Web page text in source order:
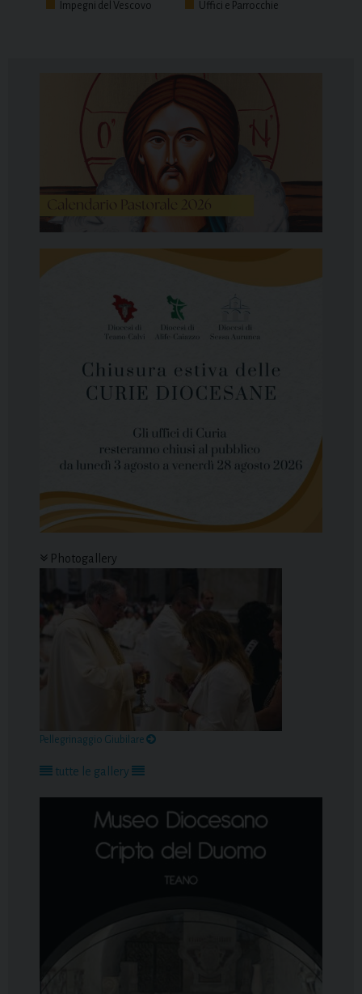
Impegni del Vescovo Uffici e Parrocchie
Photogallery
Pellegrinaggio Giubilare
tutte le gallery